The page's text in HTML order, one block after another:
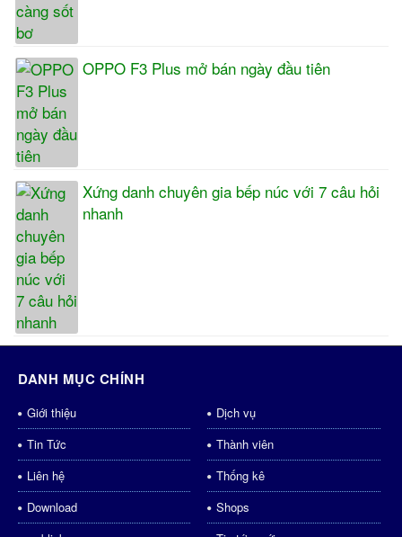
OPPO F3 Plus mở bán ngày đầu tiên
Xứng danh chuyên gia bếp núc với 7 câu hỏi
nhanh
DANH MỤC CHÍNH
Giới thiệu
Dịch vụ
Tin Tức
Thành viên
Liên hệ
Thống kê
Download
Shops